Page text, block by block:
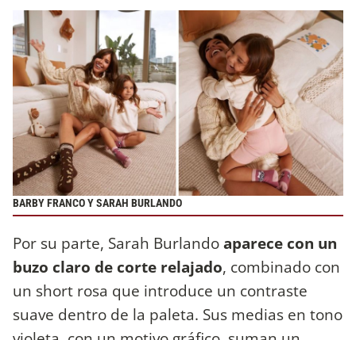
BARBY FRANCO Y SARAH BURLANDO
Por su parte, Sarah Burlandoaparece con un
buzo claro de corte relajado, combinado con
un short rosa que introduce un contraste
suave dentro de la paleta. Sus medias en tono